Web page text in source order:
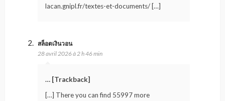
lacan.gnipl.fr/textes-et-documents/ […]
สล็อตเงินวอน
28 avril 2026 à 2 h 46 min
… [Trackback]
[…] There you can find 55997 more